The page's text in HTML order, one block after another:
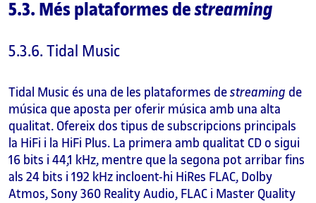
5.3. Més plataformes destreaming
5.3.6. Tidal Music
Tidal Music és una de les plataformes de streaming de
música que aposta per oferir música amb una alta
qualitat. Ofereix dos tipus de subscripcions principals
la HiFi i la HiFi Plus. La primera amb qualitat CD o sigui
16 bits i 44,1 kHz, mentre que la segona pot arribar fins
als 24 bits i 192 kHz incloent-hi HiRes FLAC, Dolby
Atmos, Sony 360 Reality Audio, FLAC i Master Quality